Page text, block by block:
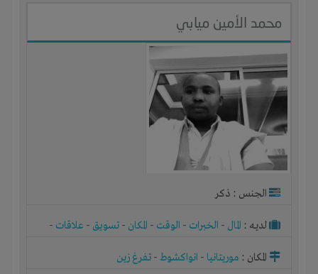
محمد الأمين ميابي
الجنس : ذكر
لديـه : المال - الخبرات - الوقت - المكان - تسويق - علاقات -
المكان : موريتانيا - انواكشوط- تفرغ زين